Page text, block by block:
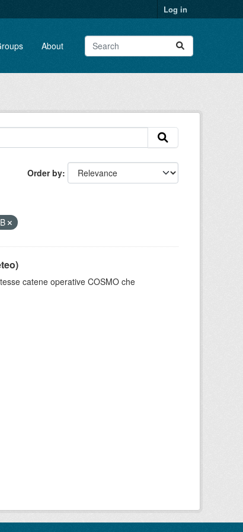
Log in
About
Order by
catene operative COSMO che